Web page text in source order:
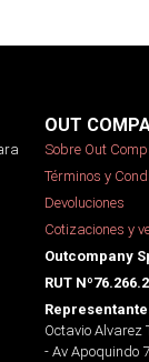
OUT
Sobre Out
Términos y
Devoluciones
Cotizaciones y
Outcompany
RUT
Octavio Alvarez
- Av Apoquindo